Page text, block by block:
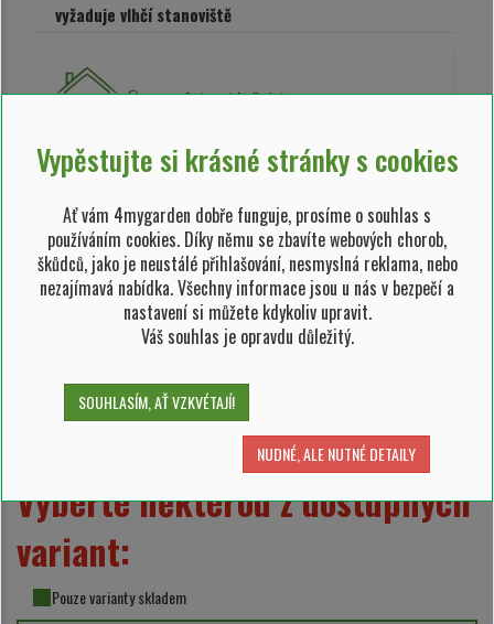
vyžaduje vlhčí stanoviště
vzrůstnost keře/stromu
středně vzrůstný keř (1,5 - 3 m)
Cypřišek tupolistý 'Nana Gracilis'
Chamaecyparis obtusa 'Nana Gracilis'
Vložit do oblíbených
zelené vějířky a bude se velmi dobře vyjímat v japonských
zahradách.
Vyberte některou z dostupných
variant:
Pouze varianty skladem
Vypěstujte si krásné stránky s cookies
Ať vám 4mygarden dobře funguje, prosíme o souhlas s
používáním cookies. Díky němu se zbavíte webových chorob,
škůdců, jako je neustálé přihlašování, nesmyslná reklama, nebo
nezajímavá nabídka. Všechny informace jsou u nás v bezpečí a
nastavení si můžete kdykoliv upravit.
Váš souhlas je opravdu důležitý.
SOUHLASÍM, AŤ VZKVÉTAJÍ!
NUDNÉ, ALE NUTNÉ DETAILY